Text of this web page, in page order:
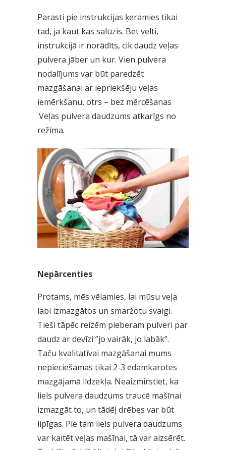
Parasti pie instrukcijas ķeramies tikai
tad, ja kaut kas salūzis. Bet velti,
instrukcijā ir norādīts, cik daudz veļas
pulvera jāber un kur. Vien pulvera
nodalījums var būt paredzēt
mazgāšanai ar iepriekšēju veļas
iemērkšanu, otrs – bez mērcēšanas
.Veļas pulvera daudzums atkarīgs no
režīma.
Nepārcenties
Protams, mēs vēlamies, lai mūsu veļa
labi izmazgātos un smaržotu svaigi.
Tieši tāpēc reizēm pieberam pulveri par
daudz ar devīzi ”jo vairāk, jo labāk”.
Taču kvalitatīvai mazgāšanai mums
nepieciešamas tikai 2-3 ēdamkarotes
mazgājamā līdzekļa. Neaizmirstiet, ka
liels pulvera daudzums traucē mašīnai
izmazgāt to, un tādēļ drēbes var būt
lipīgas. Pie tam liels pulvera daudzums
var kaitēt veļas mašīnai, tā var aizsērēt.